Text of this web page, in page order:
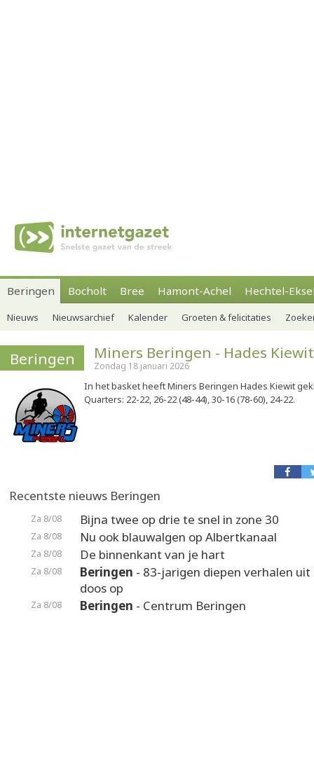
Beringen Bocholt Bree Hamont-Achel Hechtel-
Nieuws Nieuwsarchief Kalender Groeten & felicitaties
Beringen Miners Beringen - Hades
Zondag 18 januari 2026
In het basket heeft Miners Beringen Hades Kiewit
Quarters: 22-22, 26-22 (48-44), 30-16 (78-60), 24-22.
Recentste nieuws Beringen
Za 8/08 Bijna twee op drie te snel in zone 30
Za 8/08 Nu ook blauwalgen op Albertkanaal
Za 8/08 De binnenkant van je hart
Za 8/08 Beringen - 83-jarigen diepen verhalen uit
doos op
Za 8/08 Beringen - Centrum Beringen